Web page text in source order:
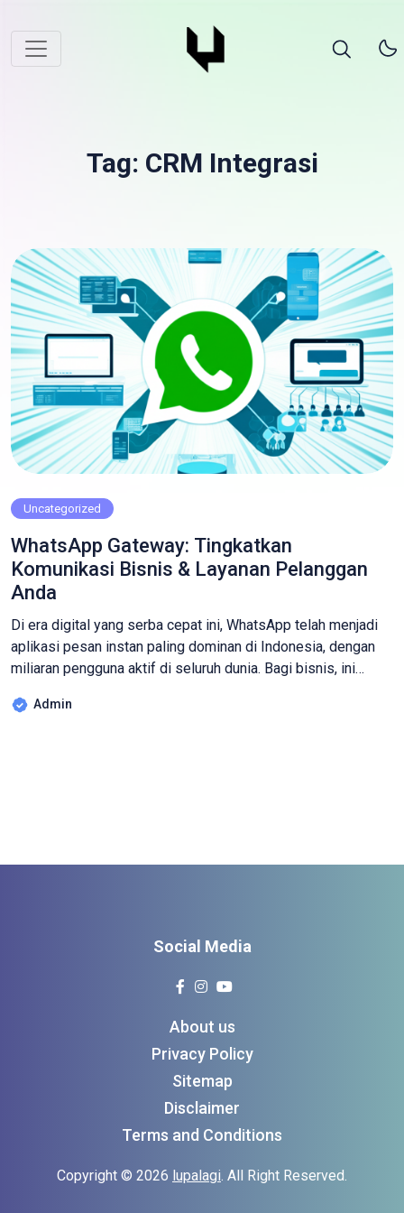
Tag: CRM Integrasi
Uncategorized
WhatsApp Gateway: Tingkatkan
Komunikasi Bisnis & Layanan Pelanggan
Anda
Di era digital yang serba cepat ini, WhatsApp telah menjadi
aplikasi pesan instan paling dominan di Indonesia, dengan
miliaran pengguna aktif di seluruh dunia. Bagi bisnis, ini
kanal emas untuk terhubung dengan pelanggan secara
Admin
About us
Privacy Policy
Sitemap
Disclaimer
Terms and Conditions
Copyright © 2026 lupalagi. All Right Reserved.
Social Media